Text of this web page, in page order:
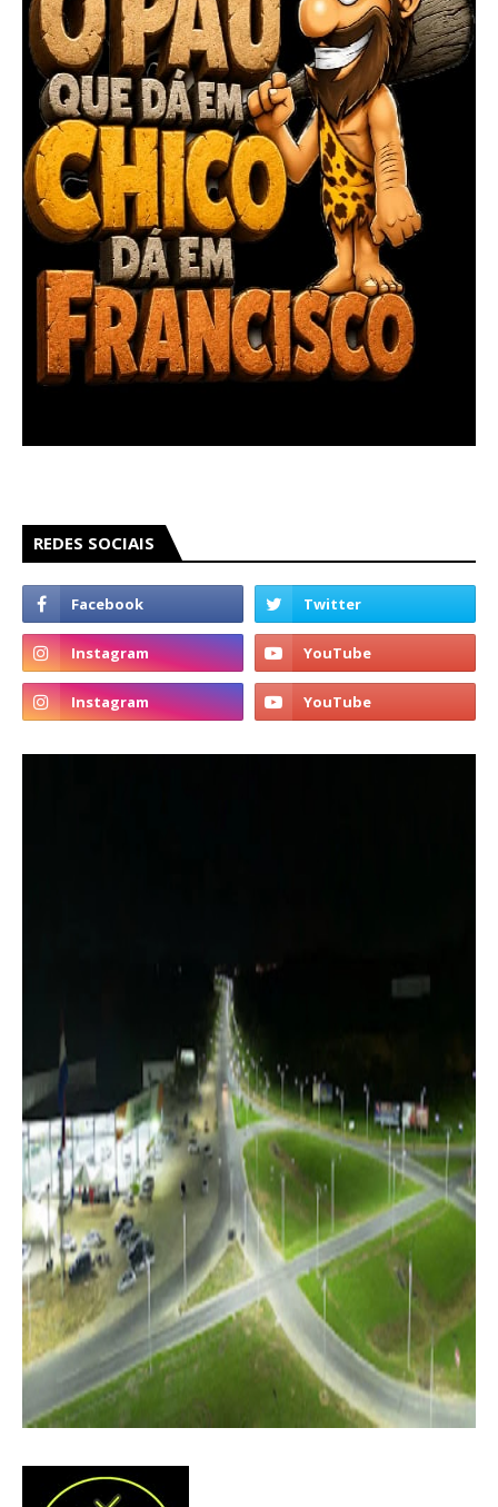
REDES SOCIAIS